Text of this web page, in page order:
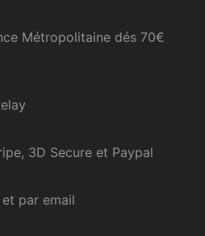
Métropolitaine dés 70€
3D Secure et Paypal
par email